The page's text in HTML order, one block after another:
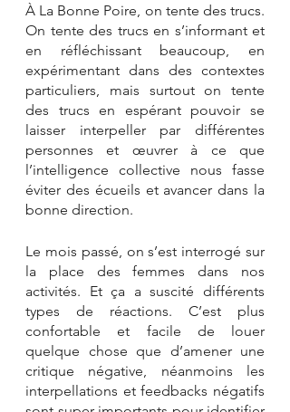
À La Bonne Poire, on tente des trucs.
On tente des trucs en s’informant et
en réfléchissant beaucoup, en
expérimentant dans des contextes
particuliers, mais surtout on tente
des trucs en espérant pouvoir se
laisser interpeller par différentes
personnes et œuvrer à ce que
l’intelligence collective nous fasse
éviter des écueils et avancer dans la
bonne direction.
Le mois passé, on s’est interrogé sur
la place des femmes dans nos
activités. Et ça a suscité différents
types de réactions. C’est plus
confortable et facile de louer
quelque chose que d’amener une
critique négative, néanmoins les
interpellations et feedbacks négatifs